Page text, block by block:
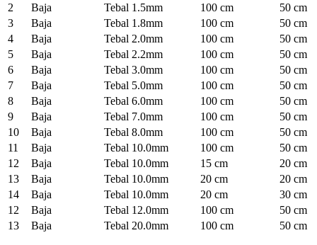
2
Baja Tebal 1.5mm 100 cm
50 cm
3
Baja Tebal 1.8mm 100 cm
50 cm
4
Baja Tebal 2.0mm 100 cm
50 cm
5
Baja Tebal 2.2mm 100 cm
50 cm
6
Baja Tebal 3.0mm 100 cm
50 cm
7
Baja Tebal 5.0mm 100 cm
50 cm
8
Baja Tebal 6.0mm 100 cm
50 cm
9
Baja Tebal 7.0mm 100 cm
50 cm
10
Baja Tebal 8.0mm 100 cm
50 cm
11
Baja Tebal 10.0mm 100 cm
50 cm
12
Baja Tebal 10.0mm 15 cm
20 cm
13
Baja Tebal 10.0mm 20 cm
20 cm
14
Baja Tebal 10.0mm 20 cm
30 cm
12
Baja Tebal 12.0mm 100 cm
50 cm
13
Baja Tebal 20.0mm 100 cm 50 cm